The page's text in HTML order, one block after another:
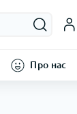
Про нас